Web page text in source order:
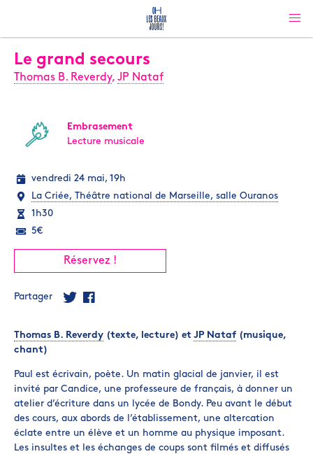
Le grand secours
Thomas B. Reverdy, JP Nataf
Embrasement
Lecture musicale
vendredi 24 mai, 19h
La Criée, Théâtre national de Marseille, salle Ouranos
1h30
5€
Réservez !
Partager
Thomas B. Reverdy (texte, lecture) et JP Nataf (musique,
chant)
Paul est écrivain, poète. Un matin glacial de janvier, il est
invité par Candice, une professeure de français, à donner un
atelier d’écriture dans un lycée de Bondy. Peu avant le début
des cours, aux abords de l’établissement, une altercation
éclate entre un élève et un homme au physique imposant.
Les insultes et les échanges de coups sont filmés et diffusés